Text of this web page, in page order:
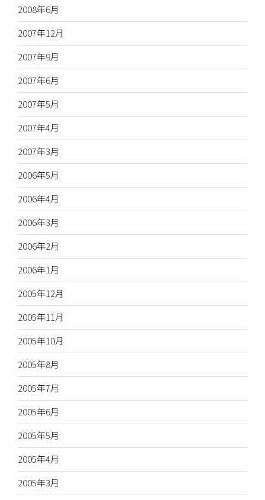
2008年6月
2007年12月
2007年9月
2007年6月
2007年5月
2007年4月
2007年3月
2006年5月
2006年4月
2006年3月
2006年2月
2006年1月
2005年12月
2005年11月
2005年10月
2005年8月
2005年7月
2005年6月
2005年5月
2005年4月
2005年3月